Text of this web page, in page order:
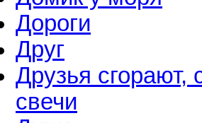
Дороги
Друг
Друзья сгорают,
свечи